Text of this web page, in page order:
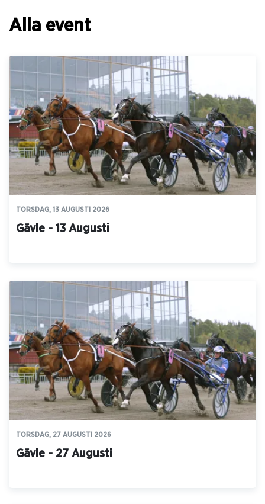
Alla event
TORSDAG, 13 AUGUSTI 2026
Gävle - 13 Augusti
TORSDAG, 27 AUGUSTI 2026
Gävle - 27 Augusti